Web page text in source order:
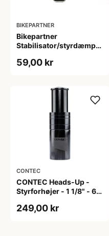
BIKEPARTNER
Bikepartner
Stabilisator/styrdæmper
59,00 kr
CONTEC
CONTEC Heads-Up -
Styrforhøjer - 1 1/8" - 67
249,00 kr